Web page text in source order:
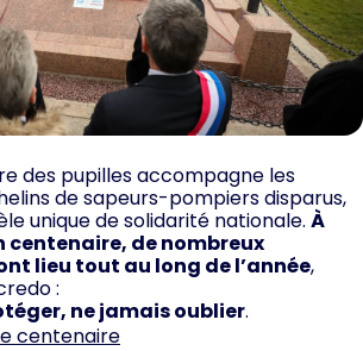
des pupilles accompagne les
de sapeurs-pompiers disparus,
unique de solidarité nationale. À
centenaire, de nombreux
lieu tout au long de l’année,
:
ne jamais oublier.
centenaire